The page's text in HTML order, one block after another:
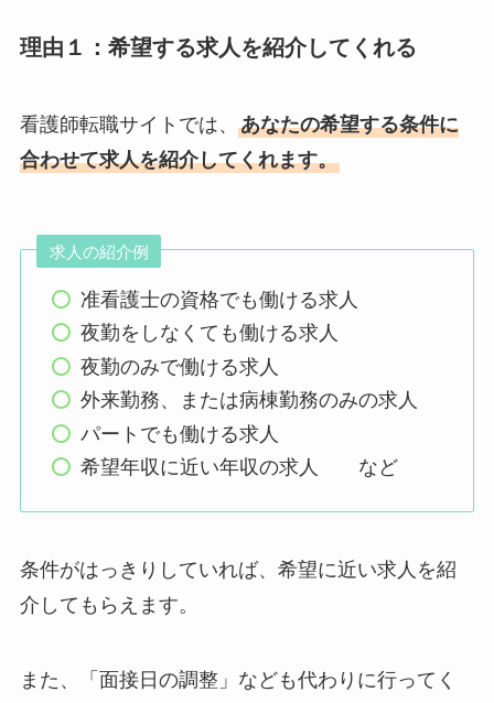
理由１：希望する求人を紹介してくれる
看護師転職サイトでは、 あなたの希望する条件に
合わせて求人を紹介してくれます。
求人の紹介例
准看護士の資格でも働ける求人
夜勤をしなくても働ける求人
夜勤のみで働ける求人
外来勤務、または病棟勤務のみの求人
パートでも働ける求人
希望年収に近い年収の求人 など
条件がはっきりしていれば、希望に近い求人を紹
介してもらえます。
また、「面接日の調整」なども代わりに行ってく